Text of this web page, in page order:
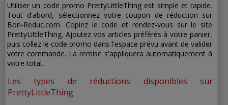
Utiliser un code promo PrettyLittleThing est simple et rapide.
Tout d'abord, sélectionnez votre coupon de réduction sur
Bon-Reduc.com. Copiez le code et rendez-vous sur le site
PrettyLittleThing. Ajoutez vos articles préférés à votre panier,
puis collez le code promo dans l'espace prévu avant de valider
votre commande. La remise s'appliquera automatiquement à
votre total.
Les types de réductions disponibles sur
PrettyLittleThing